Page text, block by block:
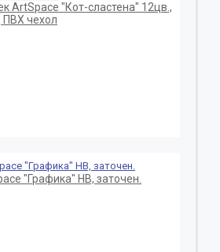
ArtSpace "Кот-сластена" 12цв.,
ПВХ чехол
"Графика" HB, заточен.